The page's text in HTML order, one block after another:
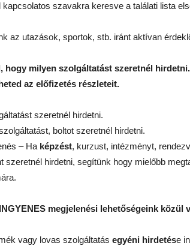
szavakra keresve a találati lista
az utazások, sportok, stb. iránt aktívan
hogy milyen szolgáltatást szeretnél
az előfizetés részleteit.
szeretnél hirdetni.
boltot szeretnél hirdetni.
– Ha képzést, kurzust, intézményt,
szeretnél hirdetni, segítünk hogy mielőbb
megjelenési lehetőségeink közül
vagy lovas szolgáltatás egyéni hirdetése